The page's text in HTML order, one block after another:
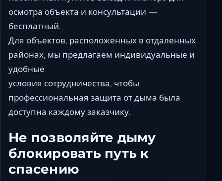
осмотра объекта и консультации —
бесплатный.
Для объектов, расположенных в отдаленных
районах, мы предлагаем индивидуальные и
удобные
условия сотрудничества, чтобы
профессиональная защита от дыма была
доступна каждому заказчику.
Не позволяйте дыму
блокировать путь к
спасению